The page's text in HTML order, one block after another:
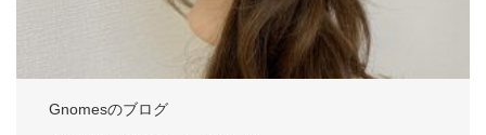
Gnomesのブログ